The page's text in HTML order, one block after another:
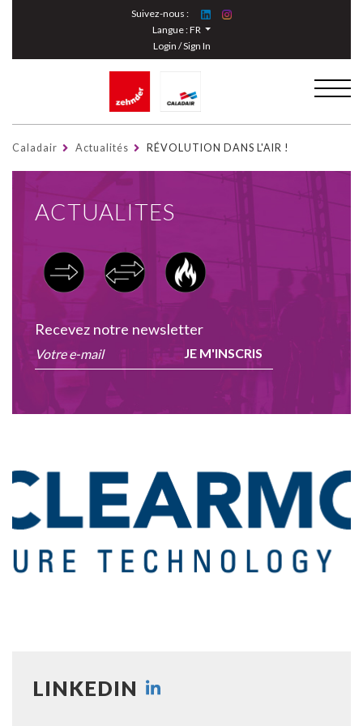
Suivez-nous :
Langue :FR
Login / Sign In
Caladair Actualités RÉVOLUTION DANS L'AIR !
ACTUALITES
Recevez notre newsletter
JE M'INSCRIS
LINKEDIN
Cookies management panel